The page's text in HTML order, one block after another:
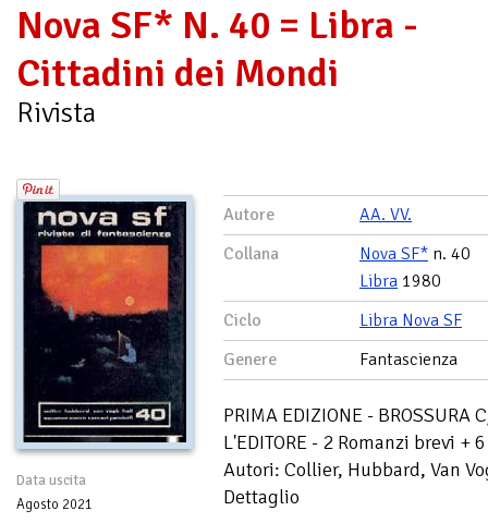
Nova SF* N. 40 = Libra -
Cittadini dei Mondi
Rivista
Data uscita
Agosto 2021
Autore
AA. VV.
Collana
Nova SF* n. 40
Libra 1980
Ciclo
Libra Nova SF
Genere
Fantascienza
PRIMA EDIZIONE - BROSSURA
L'EDITORE - 2 Romanzi brevi
Autori: Collier, Hubbard, Van
Dettaglio